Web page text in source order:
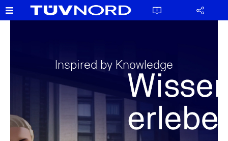
Inspired by Knowledge